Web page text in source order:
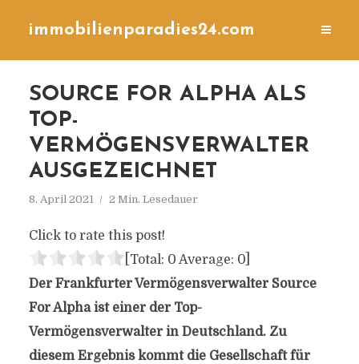
immobilienparadies24.com
SOURCE FOR ALPHA ALS
TOP-
VERMÖGENSVERWALTER
AUSGEZEICHNET
8. April 2021 2 Min. Lesedauer
Click to rate this post!
[Total: 0 Average: 0]
Der Frankfurter Vermögensverwalter Source
For Alpha ist einer der Top-
Vermögensverwalter in Deutschland. Zu
diesem Ergebnis kommt die Gesellschaft für